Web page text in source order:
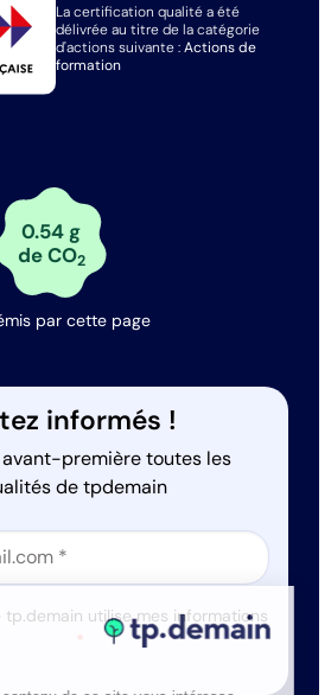
La certification qualité a été
délivrée au titre de la catégorie
d'actions suivante :Actions de
formation
0.54 g
de CO2
par cette page
informés !
avant-première toutes les
de tpdemain
utilise mes informations
*